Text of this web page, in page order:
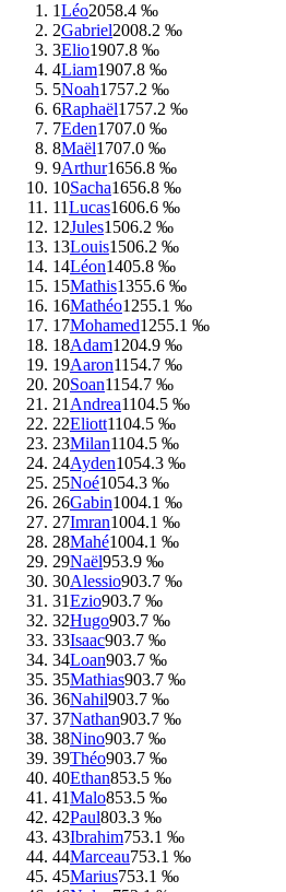
1Léo2058.4 ‰
2Gabriel2008.2 ‰
3Elio1907.8 ‰
4Liam1907.8 ‰
5Noah1757.2 ‰
6Raphaël1757.2 ‰
7Eden1707.0 ‰
8Maël1707.0 ‰
9Arthur1656.8 ‰
10Sacha1656.8 ‰
11Lucas1606.6 ‰
12Jules1506.2 ‰
13Louis1506.2 ‰
14Léon1405.8 ‰
15Mathis1355.6 ‰
16Mathéo1255.1 ‰
17Mohamed1255.1 ‰
18Adam1204.9 ‰
19Aaron1154.7 ‰
20Soan1154.7 ‰
21 Andrea1104.5 ‰
22Eliott1104.5 ‰
23Milan1104.5 ‰
24Ayden1054.3 ‰
25Noé1054.3 ‰
26Gabin1004.1 ‰
27Imran1004.1 ‰
28Mahé1004.1 ‰
29Naël953.9 ‰
30Alessio903.7 ‰
31Ezio903.7 ‰
32Hugo903.7 ‰
33Isaac903.7 ‰
34Loan903.7 ‰
35Mathias903.7 ‰
36Nahil903.7 ‰
37Nathan903.7 ‰
38Nino903.7 ‰
39Théo903.7 ‰
40Ethan853.5 ‰
41Malo853.5 ‰
42Paul803.3 ‰
43Ibrahim753.1 ‰
44Marceau753.1 ‰
45Marius753.1 ‰